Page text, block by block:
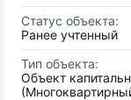
Статус объекта:
Ранее учтенный
Тип объекта:
Объект